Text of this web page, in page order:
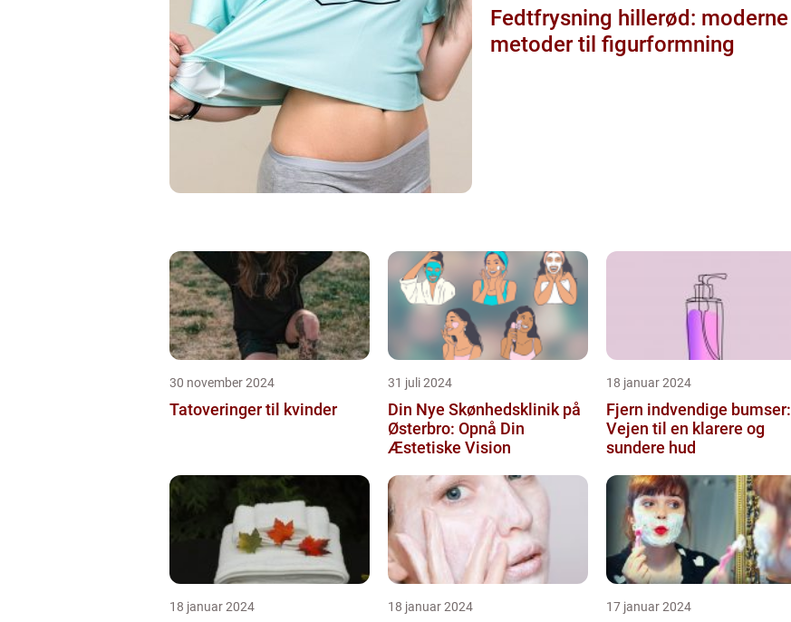
Fedtfrysning hillerød: moderne
metoder til figurformning
30 november 2024
Tatoveringer til kvinder
31 juli 2024
Din Nye Skønhedsklinik på
Østerbro: Opnå Din
Æstetiske Vision
18 januar 2024
Fjern indvendige bumser:
Vejen til en klarere og
sundere hud
18 januar 2024 18 januar 2024 17 januar 2024